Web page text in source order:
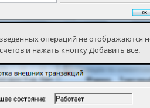
операций не отображаются
и нажать кнопку Добавить все.